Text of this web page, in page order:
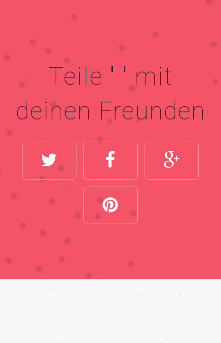
Teile ' ' mit
deinen Freunden